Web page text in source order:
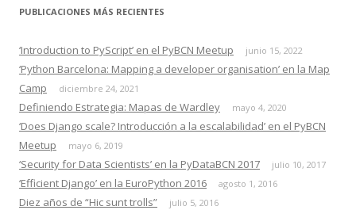
PUBLICACIONES MÁS RECIENTES
‘Introduction to PyScript’ en el PyBCN Meetup junio 15, 2022
‘Python Barcelona: Mapping a developer organisation’ en la Map
Camp
diciembre 24, 2021
Definiendo Estrategia: Mapas de Wardley mayo 4, 2020
‘Does Django scale? Introducción a la escalabilidad’ en el PyBCN
Meetup
mayo 6, 2019
‘Security for Data Scientists’ en la PyDataBCN 2017 julio 10, 2017
‘Efficient Django’ en la EuroPython 2016 agosto 1, 2016
Diez años de “Hic sunt trolls” julio 5, 2016